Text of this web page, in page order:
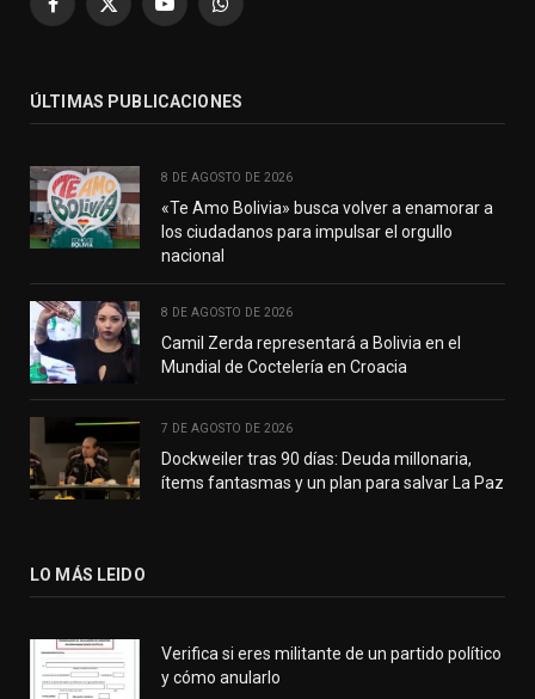
Facebook
X
YouTubeWhatsApp
ÚLTIMAS PUBLICACIONES
8 DE AGOSTO DE 2026
«Te Amo Bolivia» busca volver a enamorar a
los ciudadanos para impulsar el orgullo
nacional
8 DE AGOSTO DE 2026
Camil Zerda representará a Bolivia en el
Mundial de Coctelería en Croacia
7 DE AGOSTO DE 2026
Dockweiler tras 90 días: Deuda millonaria,
ítems fantasmas y un plan para salvar La Paz
LO MÁS LEIDO
Verifica si eres militante de un partido político
y cómo anularlo